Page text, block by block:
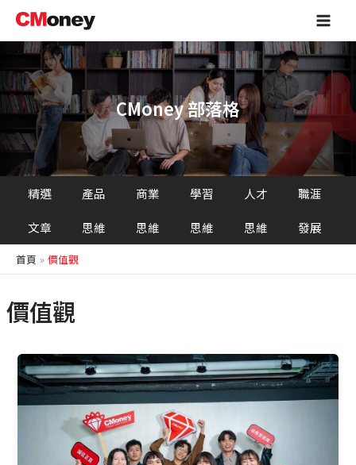
主
容
Main
CMoney 部落格
精選
文章
產品
思維
商業
思維
學習
思維
人才
思維
職涯
發展
首頁 價值觀
價值觀
以
卓
越